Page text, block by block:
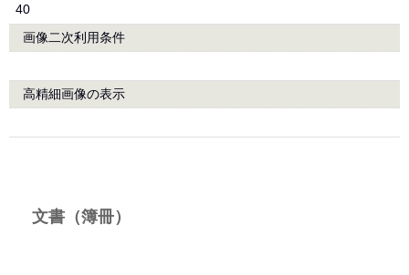
40
画像二次利用条件
高精細画像の表示
文書（簿冊）